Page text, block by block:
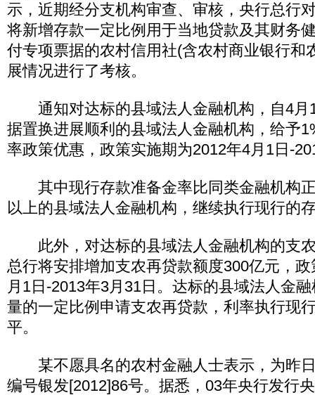
示，近期经分支机构审查、审核，央行总行
将新增存款一定比例用于当地贷款及其财务
付专项票据的农村信用社(含农村商业银行和
展情况进行了考核。
通知对达标的县域法人金融机构，自4月
据置换进展顺利的县域法人金融机构，给予
率政策优惠，政策实施期为2012年4月1日-
其中现行存款准备金率比同类金融机构
以上的县域法人金融机构，继续执行现行的
此外，对达标的县域法人金融机构的支
总行将安排增加支农再贷款额度300亿元，
月1日-2013年3月31日。达标的县域法人金
量的一定比例申请支农再贷款，利率执行现
平。
某不愿具名的农村金融人士表示，为昨
编号银发[2012]86号。据悉，03年央行发行